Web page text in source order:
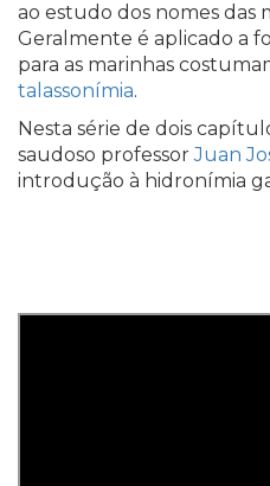
ao estudo dos nomes das
Geralmente é aplicado a
para as marinhas
talassonímia.
Nesta série de dois
saudoso professorJuan
introdução à hidronímia